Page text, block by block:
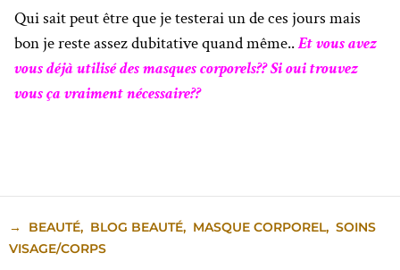
Qui sait peut être que je testerai un de ces jours mais
bon je reste assez dubitative quand même..Et vous avez
vous déjà utilisé des masques corporels?? Si oui trouvez
vous ça vraiment nécessaire??
→ BEAUTÉ, BLOG BEAUTÉ, MASQUE CORPOREL, SOINS
VISAGE/CORPS